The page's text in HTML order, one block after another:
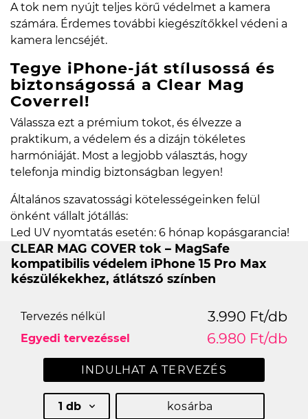
A tok nem nyújt teljes körű védelmet a kamera
számára. Érdemes további kiegészítőkkel védeni a
kamera lencséjét.
Tegye iPhone-ját stílusossá és
biztonságossá a Clear Mag
Coverrel!
Válassza ezt a prémium tokot, és élvezze a
praktikum, a védelem és a dizájn tökéletes
harmóniáját. Most a legjobb választás, hogy
telefonja mindig biztonságban legyen!
Általános szavatossági kötelességeinken felül
önként vállalt jótállás:
Led UV nyomtatás esetén: 6 hónap kopásgarancia!
CLEAR MAG COVER tok – MagSafe
kompatibilis védelem iPhone 15 Pro Max
készülékekhez, átlátszó színben
Tervezés nélkül 3.990 Ft/db
Egyedi tervezéssel 6.980 Ft/db
INDULHAT A TERVEZÉS
1 db kosárba